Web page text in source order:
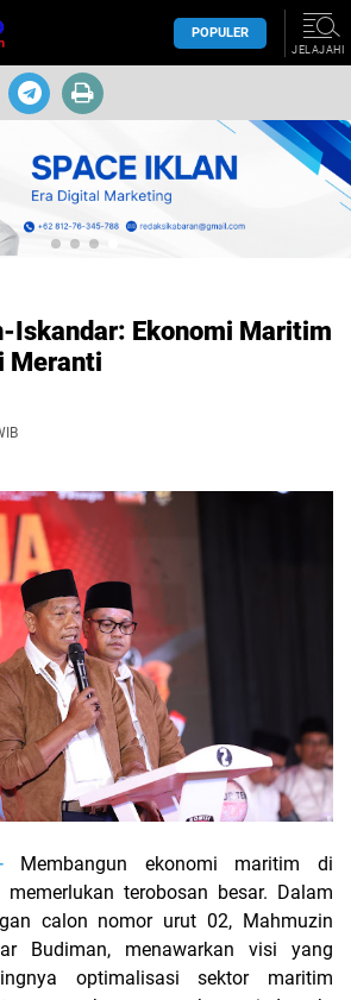
POPULER
JELAJAHI
Iskandar: Ekonomi Maritim
Meranti
Membangun ekonomi maritim di
memerlukan terobosan besar. Dalam
calon nomor urut 02, Mahmuzin
Budiman, menawarkan visi yang
optimalisasi sektor maritim